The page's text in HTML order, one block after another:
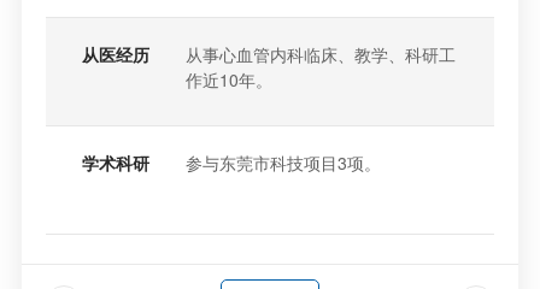
从医经历
从事心血管内科临床、教学、科研工
作近10年。
学术科研 参与东莞市科技项目3项。